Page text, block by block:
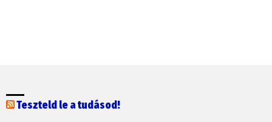
Teszteld le a tudásod!